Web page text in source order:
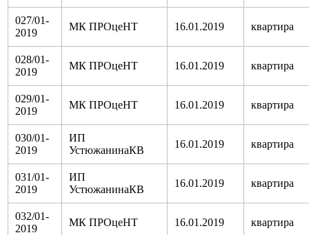
027/01-
2019
МК ПРОцеНТ 16.01.2019 квартира
028/01-
2019
МК ПРОцеНТ 16.01.2019 квартира
029/01-
2019
МК ПРОцеНТ 16.01.2019 квартира
030/01-
2019
ИП
УстюжанинаКВ
16.01.2019 квартира
031/01-
2019
ИП
УстюжанинаКВ
16.01.2019 квартира
032/01-
2019
МК ПРОцеНТ 16.01.2019 квартира